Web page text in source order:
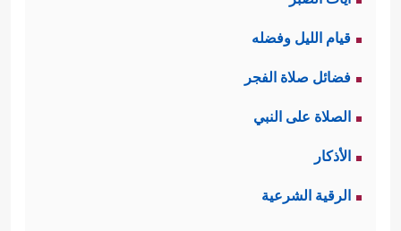
العذاب والسماح لهم بالسَّيْر معهما
﴿فَأَرۡسِلۡ مَعَنَا بَنِیۤ إِسۡرَ ٰ⁠ۤءِیلَ وَلَا تُعَذِّبۡهُمۡۖ﴾
قيام الليل وفضله
فضائل صلاة الفجر
الصلاة على النبي
الأذكار
الرقية الشرعية